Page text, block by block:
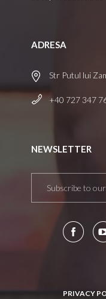
ADRESA
Str Putul lui
+40 727 347
NEWSLETTER
PRIVACY